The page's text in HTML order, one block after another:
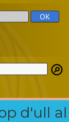
d'ull al